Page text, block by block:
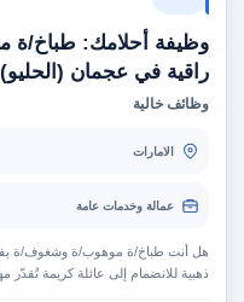
وظيفة أحلامك: طباخ/ة
راقية في عجمان (الحليو) - راتب
وظائف خالية
الامارات
عمالة وخدمات عامة
هل أنت طباخ/ة موهوب/ة وشغوف/ة
ذهبية للانضمام إلى عائلة كريمة تُقدّر